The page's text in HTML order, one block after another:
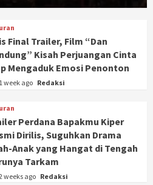
Final Trailer, Film “Dan
Kisah Perjuangan Cinta
Mengaduk Emosi Penonton
1 week ago Redaksi
Perdana Bapakmu Kiper
Dirilis, Suguhkan Drama
Anak yang Hangat di Tengah
Tarkam
weeks ago Redaksi